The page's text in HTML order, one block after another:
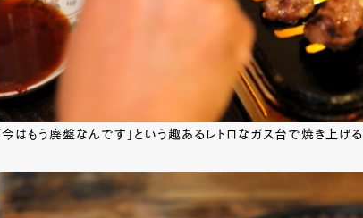
「今はもう廃盤なんです」という趣あるレトロなガス台で焼き上げる